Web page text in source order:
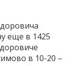
еще в 1425
в 10-20 –